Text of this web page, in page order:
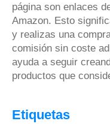
página son enlaces
Amazon. Esto
y realizas una
comisión sin coste
ayuda a seguir
productos que
Etiquetas